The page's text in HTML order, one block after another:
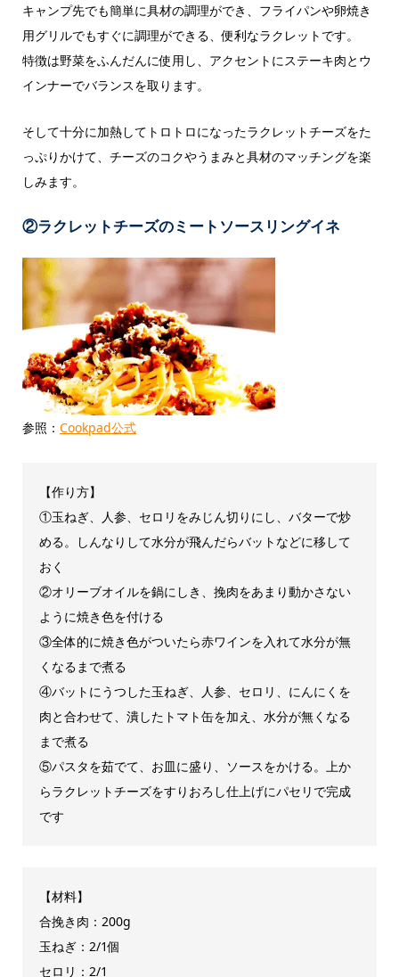
キャンプ先でも簡単に具材の調理ができ、フライパンや卵焼き
用グリルでもすぐに調理ができる、便利なラクレットです。
特徴は野菜をふんだんに使用し、アクセントにステーキ肉とウ
インナーでバランスを取ります。
そして十分に加熱してトロトロになったラクレットチーズをた
っぷりかけて、チーズのコクやうまみと具材のマッチングを楽
しみます。
②ラクレットチーズのミートソースリングイネ
参照： Cookpad公式
【作り方】
①玉ねぎ、人参、セロリをみじん切りにし、バターで炒
める。しんなりして水分が飛んだらバットなどに移して
おく
②オリーブオイルを鍋にしき、挽肉をあまり動かさない
ように焼き色を付ける
③全体的に焼き色がついたら赤ワインを入れて水分が無
くなるまで煮る
④バットにうつした玉ねぎ、人参、セロリ、にんにくを
肉と合わせて、潰したトマト缶を加え、水分が無くなる
まで煮る
⑤パスタを茹でて、お皿に盛り、ソースをかける。上か
らラクレットチーズをすりおろし仕上げにパセリで完成
です
【材料】
合挽き肉：200g
玉ねぎ：2/1個
セロリ：2/1